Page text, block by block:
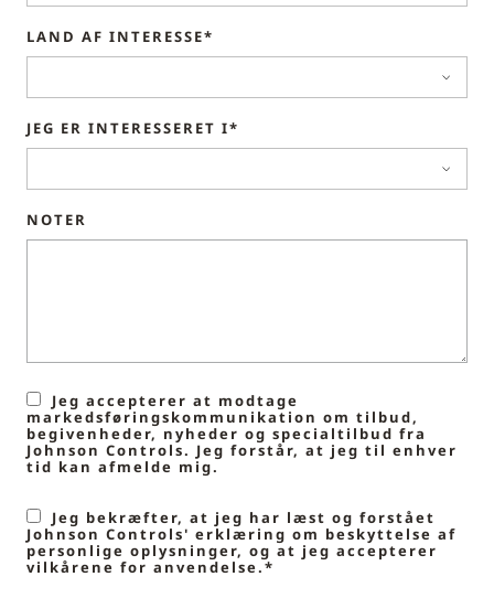
LAND AF INTERESSE*
JEG ER INTERESSERET I*
NOTER
Jeg accepterer at modtage
markedsføringskommunikation om tilbud,
begivenheder, nyheder og specialtilbud fra
Johnson Controls. Jeg forstår, at jeg til enhver
tid kan afmelde mig.
Jeg bekræfter, at jeg har læst og forstået
Johnson Controls' erklæring om beskyttelse af
personlige oplysninger, og at jeg accepterer
vilkårene for anvendelse.*